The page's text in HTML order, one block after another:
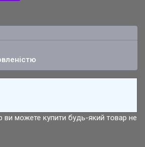
ви можете купити будь-який товар не